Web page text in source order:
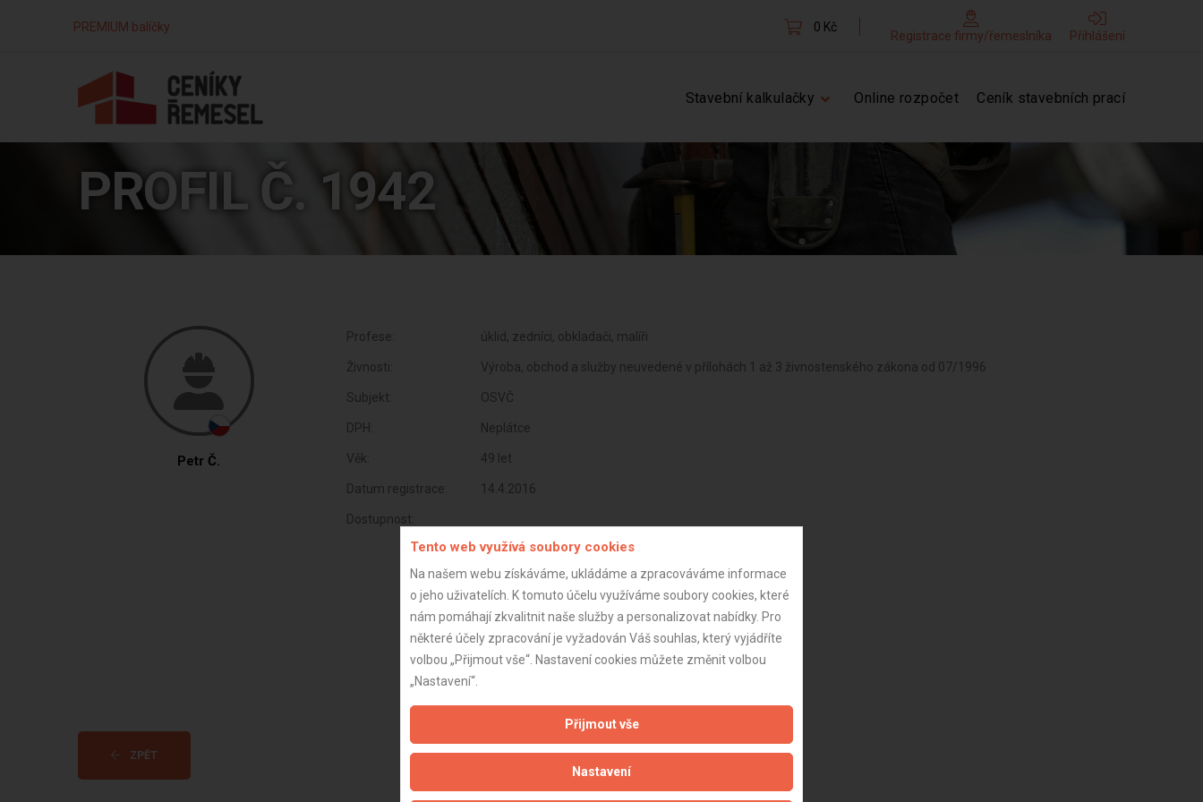
PREMIUM balíčky 0 Kč
Registrace firmy/řemeslníka Přihlášení
Stavební kalkulačky Online rozpočet Ceník stavebních prací
PROFIL Č. 1942
Petr Č.
Profese: úklid, zedníci, obkladači, malíři
Živnosti: Výroba, obchod a služby neuvedené v přílohách 1 až 3 živnostenského zákona od 07/1996
Subjekt: OSVČ
DPH: Neplátce
Věk: 49 let
Datum registrace: 14.4.2016
Dostupnost:
ZPĚT
Tento web využívá soubory cookies
Na našem webu získáváme, ukládáme a zpracováváme informace
o jeho uživatelích. K tomuto účelu využíváme soubory cookies, které
nám pomáhají zkvalitnit naše služby a personalizovat nabídky. Pro
některé účely zpracování je vyžadován Váš souhlas, který vyjádříte
volbou „Přijmout vše“. Nastavení cookies můžete změnit volbou
„Nastavení“.
Přijmout vše
Nastavení